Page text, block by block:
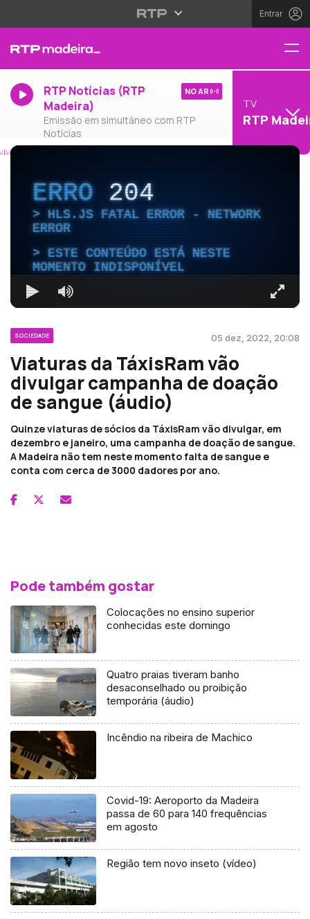
Entrar
RTP Notícias (RTP
Madeira)
Emissão em simultâneo com RTP
Notícias
NO AR
TV
RTP
ERRO204
HLS.JS FATAL ERROR - NETWORK
ERROR
ESTE CONTEÚDO ESTÁ NESTE
MOMENTO INDISPONÍVEL
SOCIEDADE 05 dez, 2022, 20:08
Viaturas da TáxisRam vão
divulgar campanha de doação
de sangue (áudio)
Quinze viaturas de sócios da TáxisRam vão divulgar, em
dezembro e janeiro, uma campanha de doação de sangue.
A Madeira não tem neste momento falta de sangue e
conta com cerca de 3000 dadores por ano.
Pode também gostar
Colocações no ensino superior
conhecidas este domingo
Quatro praias tiveram banho
desaconselhado ou proibição
temporária (áudio)
Incêndio na ribeira de Machico
Covid-19: Aeroporto da Madeira
passa de 60 para 140 frequências
em agosto
Região tem novo inseto (vídeo)